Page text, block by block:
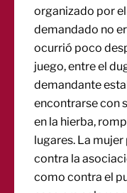
organizado por
demandado no
ocurrió poco
juego, entre el
demandante
encontrarse con
en la hierba,
lugares. La
contra la
como contra el